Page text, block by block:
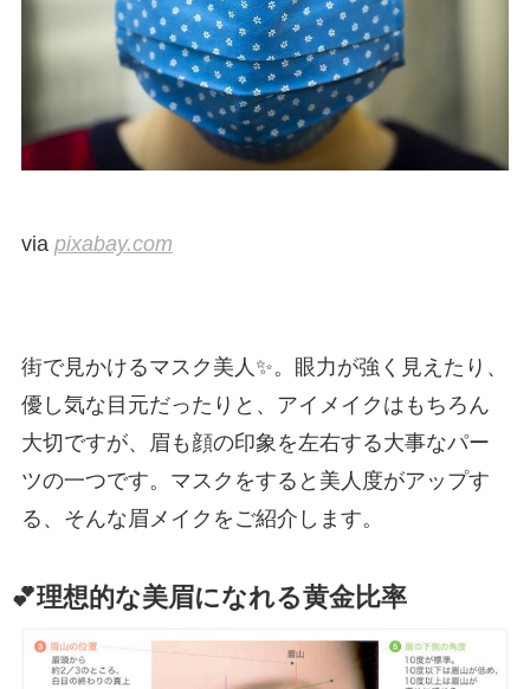
via pixabay.com
街で見かけるマスク美人✨。眼力が強く見えたり、
優し気な目元だったりと、アイメイクはもちろん
大切ですが、眉も顔の印象を左右する大事なパー
ツの一つです。マスクをすると美人度がアップす
る、そんな眉メイクをご紹介します。
💕理想的な美眉になれる黄金比率